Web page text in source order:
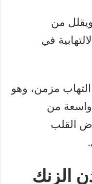
من
في
التهاب مزمن، وهو
من
القلب
الزنك